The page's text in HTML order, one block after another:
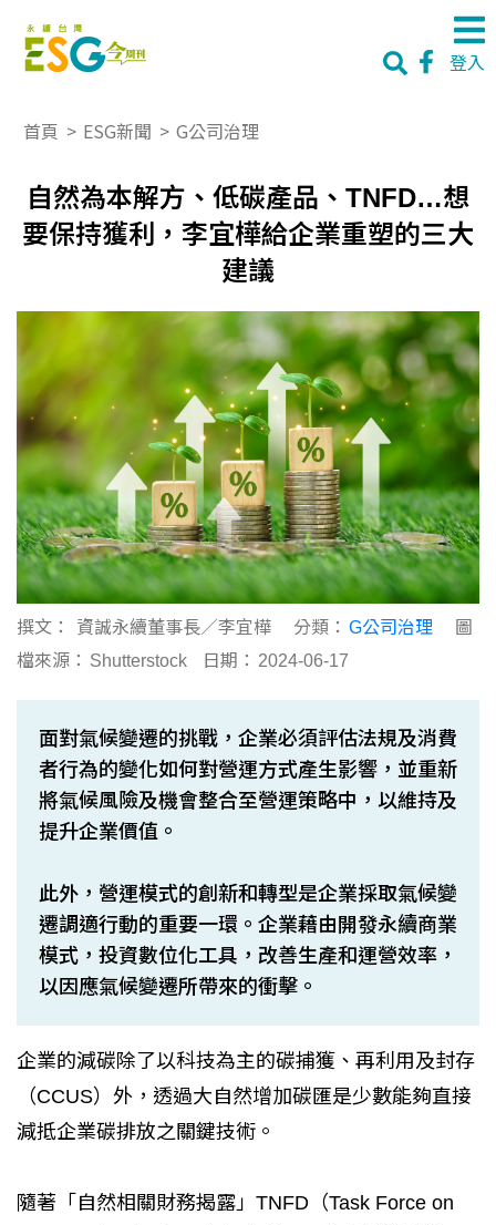
登入
首頁 > ESG新聞 > G公司治理
自然為本解方、低碳產品、TNFD…想
要保持獲利，李宜樺給企業重塑的三大
建議
撰文： 資誠永續董事長／李宜樺 分類： G公司治理
圖
檔來源： Shutterstock 日期： 2024-06-17
面對氣候變遷的挑戰，企業必須評估法規及消費
者行為的變化如何對營運方式產生影響，並重新
將氣候風險及機會整合至營運策略中，以維持及
提升企業價值。
此外，營運模式的創新和轉型是企業採取氣候變
遷調適行動的重要一環。企業藉由開發永續商業
模式，投資數位化工具，改善生產和運營效率，
以因應氣候變遷所帶來的衝擊。
企業的減碳除了以科技為主的碳捕獲、再利用及封存
（CCUS）外，透過大自然增加碳匯是少數能夠直接
減抵企業碳排放之關鍵技術。
隨著「自然相關財務揭露」TNFD（Task Force on